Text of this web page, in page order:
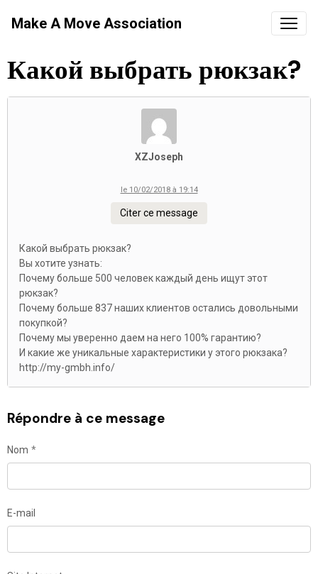
Make A Move Association
Какой выбрать рюкзак?
XZJoseph
le 10/02/2018 à 19:14
Citer ce message
Какой выбрать рюкзак?
Вы хотите узнать:
Почему больше 500 человек каждый день ищут этот
рюкзак?
Почему больше 837 наших клиентов остались довольными
покупкой?
Почему мы уверенно даем на него 100% гарантию?
И какие же уникальные характеристики у этого рюкзака?
http://my-gmbh.info/
Répondre à ce message
Nom
E-mail